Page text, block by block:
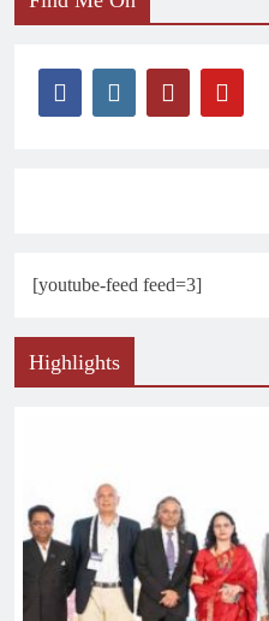
[youtube-feed feed=3]
Highlights